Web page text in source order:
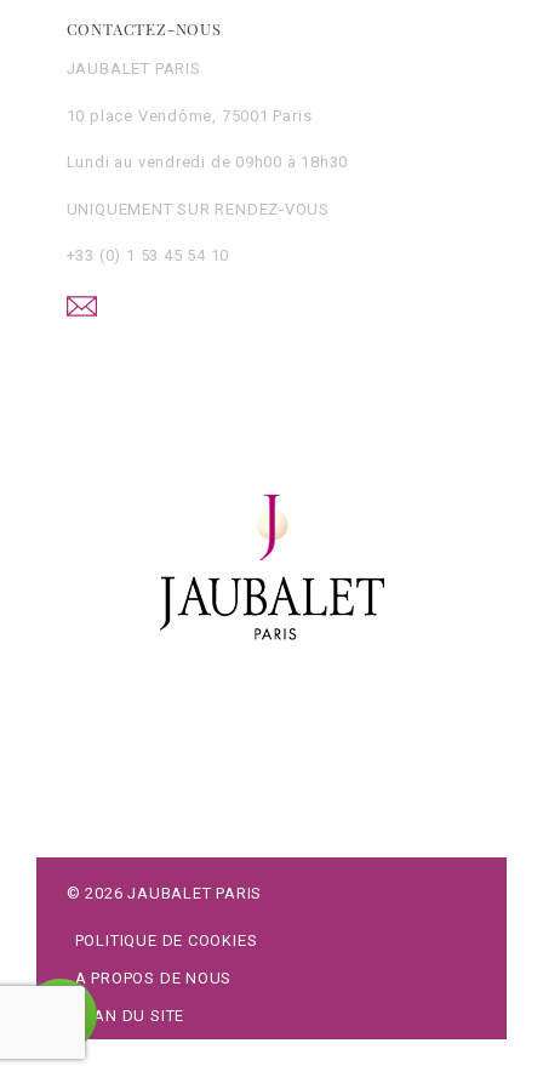
CONTACTEZ-NOUS
JAUBALET PARIS
10 place Vendôme, 75001 Paris
Lundi au vendredi de 09h00 à 18h30
UNIQUEMENT SUR RENDEZ-VOUS
+33 (0) 1 53 45 54 10
©2026 JAUBALET PARIS
POLITIQUE DE COOKIES
A PROPOS DE NOUS
PLAN DU SITE